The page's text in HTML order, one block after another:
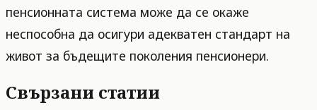
пенсионната система може да се окаже
неспособна да осигури адекватен стандарт на
живот за бъдещите поколения пенсионери.
Свързани статии